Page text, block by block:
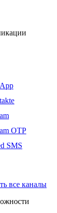
OTP
SMS
все каналы